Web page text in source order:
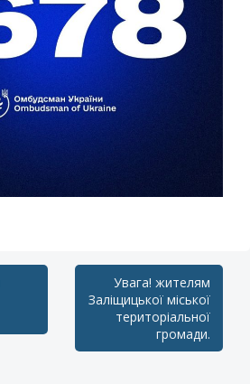
Увага! жителям
Заліщицької міської
територіальної
громади.